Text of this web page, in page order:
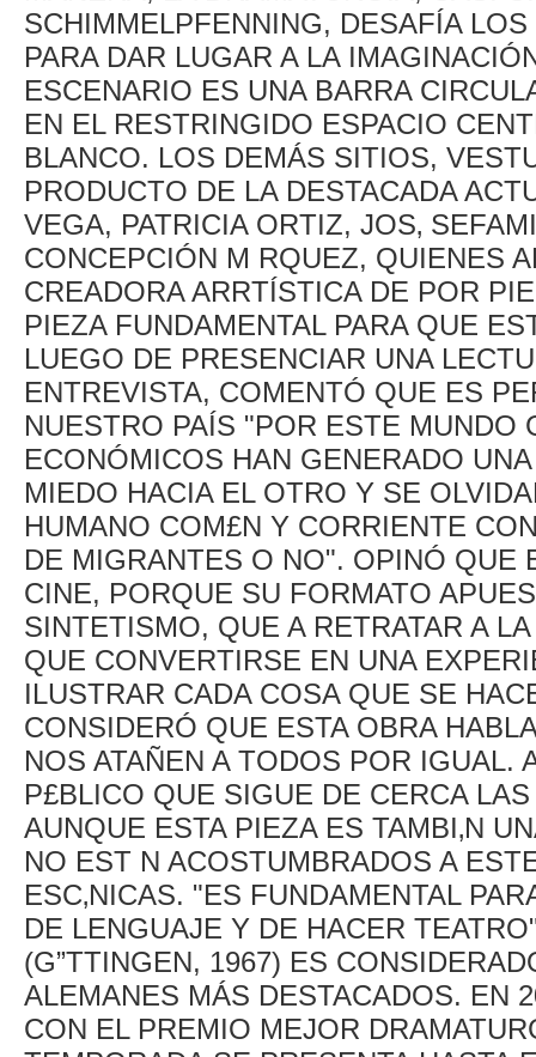
SCHIMMELPFENNING, DESAFÍA
PARA DAR LUGAR A LA
ESCENARIO ES UNA BARRA
EN EL RESTRINGIDO ESPACIO
BLANCO. LOS DEMÁS SITIOS,
PRODUCTO DE LA DESTACADA
VEGA, PATRICIA ORTIZ, JOS‚
CONCEPCIÓN M RQUEZ, QUIENES
CREADORA ARRTÍSTICA DE POR
PIEZA FUNDAMENTAL PARA QUE
LUEGO DE PRESENCIAR UNA
ENTREVISTA, COMENTÓ QUE ES
NUESTRO PAÍS "POR ESTE
ECONÓMICOS HAN GENERADO
MIEDO HACIA EL OTRO Y SE
HUMANO COM£N Y CORRIENTE
DE MIGRANTES O NO". OPINÓ QUE
CINE, PORQUE SU FORMATO
SINTETISMO, QUE A RETRATAR A
QUE CONVERTIRSE EN UNA
ILUSTRAR CADA COSA QUE SE
CONSIDERÓ QUE ESTA OBRA
NOS ATAÑEN A TODOS POR IGUAL.
P£BLICO QUE SIGUE DE CERCA
AUNQUE ESTA PIEZA ES TAMBI‚N
NO EST N ACOSTUMBRADOS A
ESC‚NICAS. "ES FUNDAMENTAL
DE LENGUAJE Y DE HACER
(G”TTINGEN, 1967) ES
ALEMANES MÁS DESTACADOS. EN
CON EL PREMIO MEJOR